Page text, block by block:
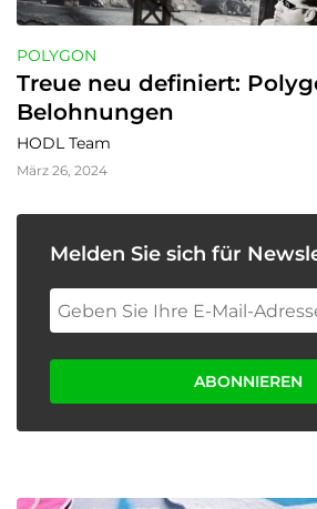
POLYGON
Treue neu definiert:
Belohnungen
HODL Team
März 26, 2024
Melden Sie sich für
ABONNIEREN